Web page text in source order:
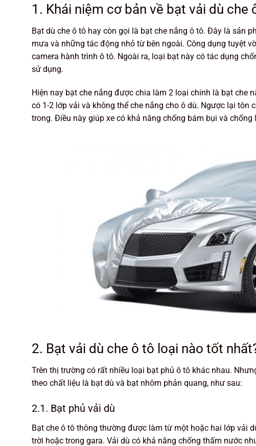
1. Khái niệm cơ bản về bạt vải dù che
Bạt dù che ô tô hay còn gọi là bạt che nắng ô tô. Đây là sản
mưa và những tác động nhỏ từ bên ngoài. Công dụng tuyệt
camera hành trình ô tô. Ngoài ra, loại bạt này có tác dụng
sử dụng.
Hiện nay bạt che nắng được chia làm 2 loại chính là bạt che
có 1-2 lớp vải và không thể che nắng cho ô dù. Ngược lại
trong. Điều này giúp xe có khả năng chống bám bụi và
2. Bạt vải dù che ô tô loại nào tốt
Trên thị trường có rất nhiều loại bạt phủ ô tô khác nhau.
theo chất liệu là bạt dù và bạt nhôm phản quang, như sau:
2.1. Bạt phủ vải dù
Bạt che ô tô thông thường được làm từ một hoặc hai lớp vải
trời hoặc trong gara. Vải dù có khả năng chống thấm nước